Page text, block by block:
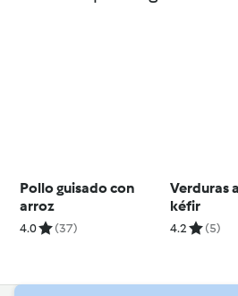
Pollo guisado con
arroz
4.0 (37)
Verduras
kéfir
4.2 (5)